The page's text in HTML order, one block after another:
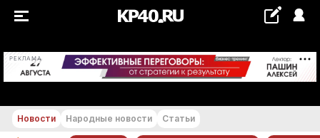
РЕКЛАМА +26...+27 °С
Новости Народные новости Статьи